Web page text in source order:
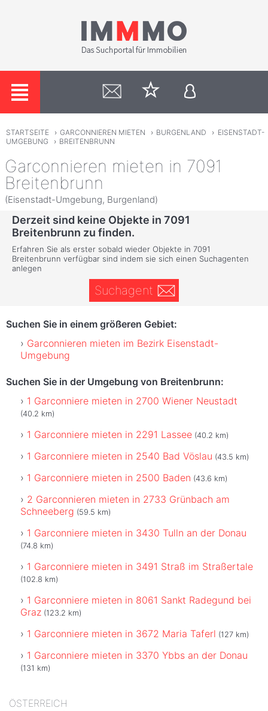
STARTSEITE › GARCONNIEREN MIETEN › BURGENLAND › EISENSTADT-
UMGEBUNG
› BREITENBRUNN
Garconnieren mieten in 7091
Breitenbrunn
(Eisenstadt-Umgebung, Burgenland)
Derzeit sind keine Objekte in 7091
Breitenbrunn zu finden.
Erfahren Sie als erster sobald wieder Objekte in 7091
Breitenbrunn verfügbar sind indem sie sich einen Suchagenten
anlegen
Suchagent
Suchen Sie in einem größeren Gebiet:
Garconnieren mieten im Bezirk Eisenstadt-
Umgebung
Suchen Sie in der Umgebung von Breitenbrunn:
1 Garconniere mieten in 2700 Wiener Neustadt
(40.2 km)
1 Garconniere mieten in 2291 Lassee (40.2 km)
1 Garconniere mieten in 2540 Bad Vöslau (43.5 km)
1 Garconniere mieten in 2500 Baden (43.6 km)
2 Garconnieren mieten in 2733 Grünbach am
Schneeberg (59.5 km)
1 Garconniere mieten in 3430 Tulln an der Donau
(74.8 km)
1 Garconniere mieten in 3491 Straß im Straßertale
(102.8 km)
1 Garconniere mieten in 8061 Sankt Radegund bei
Graz (123.2 km)
1 Garconniere mieten in 3672 Maria Taferl (127 km)
1 Garconniere mieten in 3370 Ybbs an der Donau
(131 km)
ÖSTERREICH